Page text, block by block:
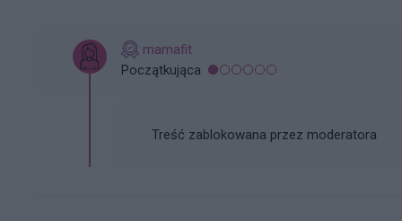
mamafit
Początkująca
Treść zablokowana przez moderatora